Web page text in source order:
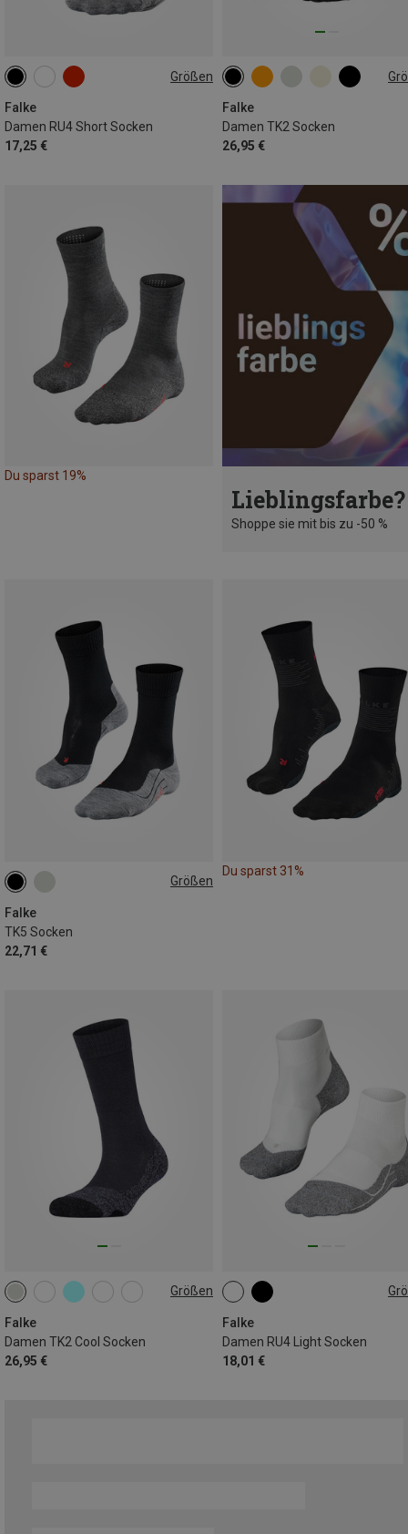
Größen
Falke
Damen RU4 Short Socken
17,25 €
35|36 37|38
41|42
Falke
Damen TK2 Socken
26,95 €
35|36 37|38
39|40
41|42
Du sparst 19%
Lieblingsfarbe?
Shoppe sie mit bis zu -50 %
Größen
Falke
TK5 Socken
22,71 €
39|40|41
46|47|48
Du sparst 31%
Größen
Falke
Damen TK2 Cool Socken
26,95 €
35|36 37|38
39|40
41|42
Falke
Damen RU4 Light Socken
18,01 €
35|36